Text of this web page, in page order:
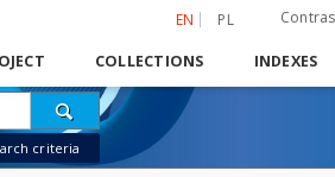
EN PL
COLLECTIONS INDEXES
criteria